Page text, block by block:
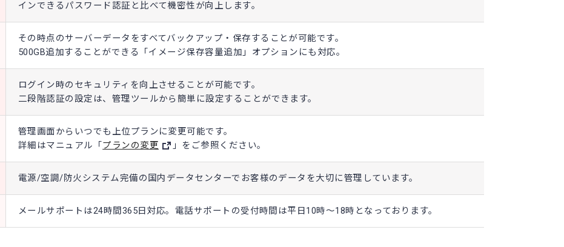
インできるパスワード認証と比べて機密性が向上します。
その時点のサーバーデータをすべてバックアップ・保存することが可能です。
500GB追加することができる「イメージ保存容量追加」オプションにも対応。
ログイン時のセキュリティを向上させることが可能です。
二段階認証の設定は、管理ツールから簡単に設定することができます。
管理画面からいつでも上位プランに変更可能です。
詳細はマニュアル「 プランの変更 」をご参照ください。
電源/空調/防火システム完備の国内データセンターでお客様のデータを大切に管理しています。
メールサポートは24時間365日対応。電話サポートの受付時間は平日10時～18時となっております。